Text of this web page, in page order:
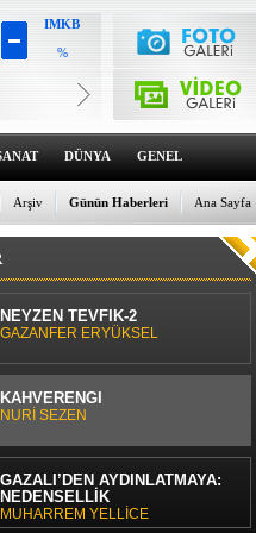
IMKB
%
6659.71
Dolar
47.6791
%0
Euro
55.1258
%0
DÜNYA GENEL
Ana Sayfa
Günün Haberleri
Arşiv
NEYZEN TEVFİK-2
GAZANFER ERYÜKSEL
KAHVERENGİ
NURİ SEZEN
GAZÂLÎ’DEN AYDINLATMAYA:
NEDENSELLİK
MUHARREM YELLİCE